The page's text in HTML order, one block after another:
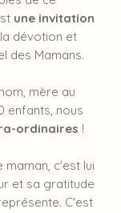
une invitation
dévotion et
des Mamans.
mère au
enfants, nous
ordinaires !
c'est lui
et sa gratitude
C'est